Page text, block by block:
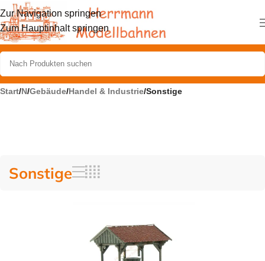
Zur Navigation springen
Zum Hauptinhalt springen
Start/N/Gebäude/Handel & Industrie/Sonstige
Sonstige